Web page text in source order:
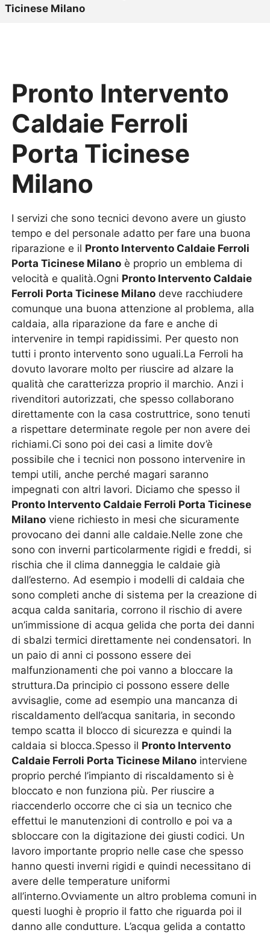
Ticinese Milano
Pronto Intervento
Caldaie Ferroli
Porta Ticinese
Milano
I servizi che sono tecnici devono avere un giusto
tempo e del personale adatto per fare una buona
riparazione e il Pronto Intervento Caldaie Ferroli
Porta Ticinese Milano è proprio un emblema di
velocità e qualità.Ogni Pronto Intervento Caldaie
Ferroli Porta Ticinese Milano deve racchiudere
comunque una buona attenzione al problema, alla
caldaia, alla riparazione da fare e anche di
intervenire in tempi rapidissimi. Per questo non
tutti i pronto intervento sono uguali.La Ferroli ha
dovuto lavorare molto per riuscire ad alzare la
qualità che caratterizza proprio il marchio. Anzi i
rivenditori autorizzati, che spesso collaborano
direttamente con la casa costruttrice, sono tenuti
a rispettare determinate regole per non avere dei
richiami.Ci sono poi dei casi a limite dov’è
possibile che i tecnici non possono intervenire in
tempi utili, anche perché magari saranno
impegnati con altri lavori. Diciamo che spesso il
Pronto Intervento Caldaie Ferroli Porta Ticinese
Milano viene richiesto in mesi che sicuramente
provocano dei danni alle caldaie.Nelle zone che
sono con inverni particolarmente rigidi e freddi, si
rischia che il clima danneggia le caldaie già
dall’esterno. Ad esempio i modelli di caldaia che
sono completi anche di sistema per la creazione di
acqua calda sanitaria, corrono il rischio di avere
un’immissione di acqua gelida che porta dei danni
di sbalzi termici direttamente nei condensatori. In
un paio di anni ci possono essere dei
malfunzionamenti che poi vanno a bloccare la
struttura.Da principio ci possono essere delle
avvisaglie, come ad esempio una mancanza di
riscaldamento dell’acqua sanitaria, in secondo
tempo scatta il blocco di sicurezza e quindi la
caldaia si blocca.Spesso il Pronto Intervento
Caldaie Ferroli Porta Ticinese Milano interviene
proprio perché l’impianto di riscaldamento si è
bloccato e non funziona più. Per riuscire a
riaccenderlo occorre che ci sia un tecnico che
effettui le manutenzioni di controllo e poi va a
sbloccare con la digitazione dei giusti codici. Un
lavoro importante proprio nelle case che spesso
hanno questi inverni rigidi e quindi necessitano di
avere delle temperature uniformi
all’interno.Ovviamente un altro problema comuni in
questi luoghi è proprio il fatto che riguarda poi il
danno alle condutture. L’acqua gelida a contatto